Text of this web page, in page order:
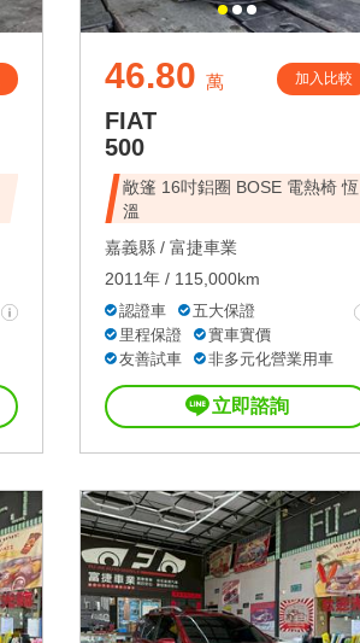
46.80 萬 加入比較
FIAT
500
敞篷 16吋鋁圈 BOSE 電熱椅 恆
溫
嘉義縣 / 富捷車業
2011年 / 115,000km
認證車
五大保證
里程保證
實車實價
友善試車
非多元化營業用車
立即諮詢